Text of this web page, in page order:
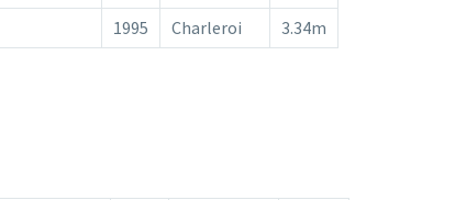
1995 Charleroi 3.34m